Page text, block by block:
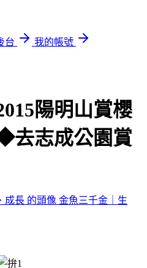
台
我的帳號
陽明山賞櫻
去志成公園賞
金魚三千金｜生